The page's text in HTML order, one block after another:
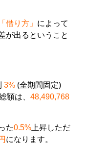
「借り方」 によって
が出るということ
3% (全期間固定)
額は、 48,490,768
た0.5% 上昇しただ
になります。